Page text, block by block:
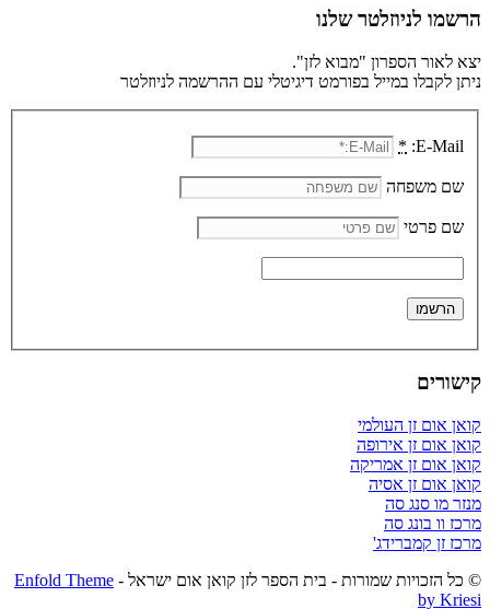
הרשמו לניוזלטר שלנו
יצא לאור הספרון "מבוא לזן".
ניתן לקבלו במייל בפורמט דיגיטלי עם ההרשמה לניוזלטר
E-Mail:
*
שם משפחה
שם פרטי
קישורים
קואן אום זן העולמי
קואן אום זן אירופה
קואן אום זן אמריקה
קואן אום זן אסיה
מנזר מו סנג סה
מרכז וו בונג סה
מרכז זן קמברידג'
© כל הזכויות שמורות - בית הספר לזן קואן אום ישראל - Enfold Theme
by Kriesi